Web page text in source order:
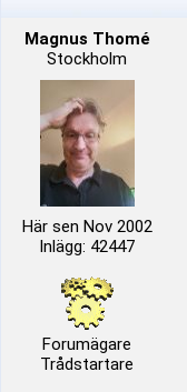
Magnus Thomé
Stockholm
Här sen Nov 2002
Inlägg: 42447
Forumägare
Trådstartare